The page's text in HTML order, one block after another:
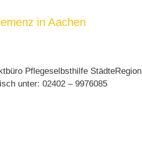
in Aachen
Pflegeselbsthilfe StädteRegion
unter: 02402 – 9976085